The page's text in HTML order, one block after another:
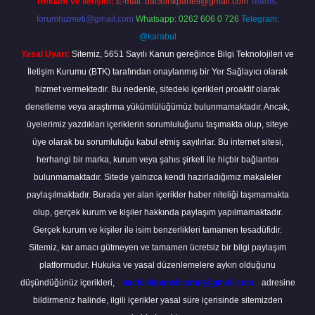
forumhizmeti@gmail.com Whatsapp: 0262 606 0 726 Telegram:
@karabul
Yasal Uyarı: Sitemiz, 5651 Sayılı Kanun gereğince Bilgi Teknolojileri ve
İletişim Kurumu (BTK) tarafından onaylanmış bir Yer Sağlayıcı olarak
hizmet vermektedir. Bu nedenle, sitedeki içerikleri proaktif olarak
denetleme veya araştırma yükümlülüğümüz bulunmamaktadır. Ancak,
üyelerimiz yazdıkları içeriklerin sorumluluğunu taşımakta olup, siteye
üye olarak bu sorumluluğu kabul etmiş sayılırlar. Bu internet sitesi,
herhangi bir marka, kurum veya şahıs şirketi ile hiçbir bağlantısı
bulunmamaktadır. Sitede yalnızca kendi hazırladığımız makaleler
paylaşılmaktadır. Burada yer alan içerikler haber niteliği taşımamakta
olup, gerçek kurum ve kişiler hakkında paylaşım yapılmamaktadır.
Gerçek kurum ve kişiler ile isim benzerlikleri tamamen tesadüfidir.
Sitemiz, kar amacı gütmeyen ve tamamen ücretsiz bir bilgi paylaşım
platformudur. Hukuka ve yasal düzenlemelere aykırı olduğunu
düşündüğünüz içerikleri,
backlinkpanelicomtr@gmail.com
adresine
bildirmeniz halinde, ilgili içerikler yasal süre içerisinde sitemizden